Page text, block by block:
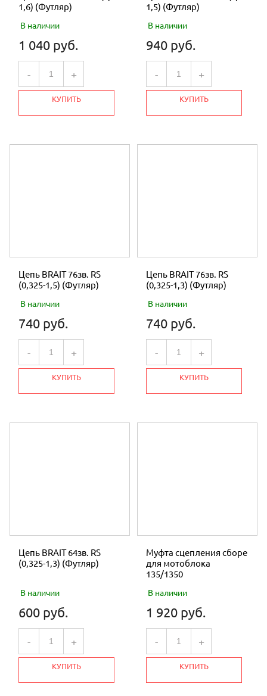
1,6) (Футляр)
В наличии
1 040 руб.
- +
КУПИТЬ
1,5) (Футляр)
В наличии
940 руб.
- +
КУПИТЬ
Цепь BRAIT 76зв. RS
(0,325-1,5) (Футляр)
В наличии
740 руб.
- +
КУПИТЬ
Цепь BRAIT 76зв. RS
(0,325-1,3) (Футляр)
В наличии
740 руб.
- +
КУПИТЬ
Цепь BRAIT 64зв. RS
(0,325-1,3) (Футляр)
В наличии
600 руб.
- +
КУПИТЬ
Муфта сцепления сборе
для мотоблока
135/1350
В наличии
1 920 руб.
- +
КУПИТЬ